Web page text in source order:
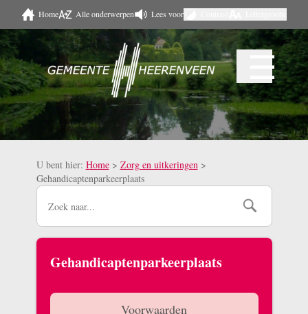
Naar hoofdinhoud
Home Alle onderwerpen Lees voor
Menu ☰
U bent hier: Home > Zorg en uitkeringen >
Gehandicaptenparkeerplaats
Gehandicaptenparkeerplaats
Voorwaarden